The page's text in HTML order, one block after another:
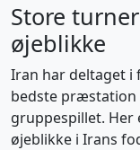
Store
øjeblikke
Iran har deltaget i
bedste præstation
gruppespillet. Her
øjeblikke i Irans